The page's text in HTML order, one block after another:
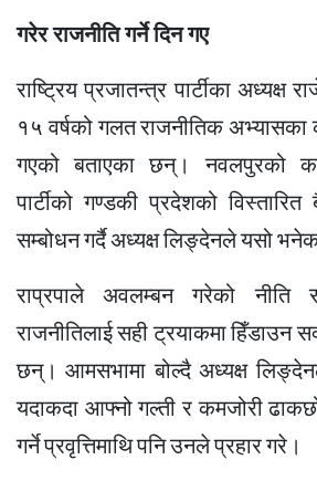
गरेर राजनीति गर्ने दिन गए
राष्ट्रिय प्रजातन्त्र पार्टीका अध्यक्ष
१५ वर्षको गलत राजनीतिक
गएको बताएका छन्। नवलपुरको
पार्टीको गण्डकी प्रदेशको
सम्बोधन गर्दै अध्यक्ष लिङ्देनले यसो
राप्रपाले अवलम्बन गरेको नीति
राजनीतिलाई सही ट्रयाकमा हिँडाउन
छन्। आमसभामा बोल्दै अध्यक्ष
यदाकदा आफ्नो गल्ती र कमजोरी
गर्ने प्रवृत्तिमाथि पनि उनले प्रहार गरे।